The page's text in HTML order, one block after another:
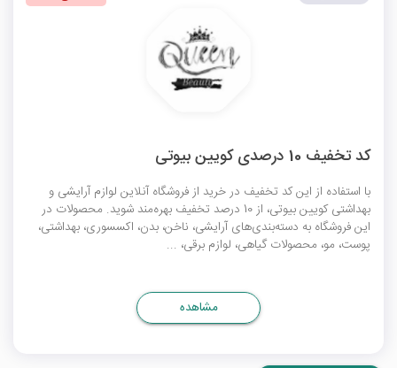
کد تخفیف 10 درصدی کویین بیوتی
با استفاده از این کد تخفیف در خرید از فروشگاه آنلاین لوازم آرایشی و
بهداشتی کویین بیوتی، از 10 درصد تخفیف بهره‌مند شوید. محصولات در
این فروشگاه به دسته‌بندی‌های آرایشی، ناخن، بدن، اکسسوری، بهداشتی،
پوست، مو، محصولات گیاهی، لوازم برقی، ...
مشاهده